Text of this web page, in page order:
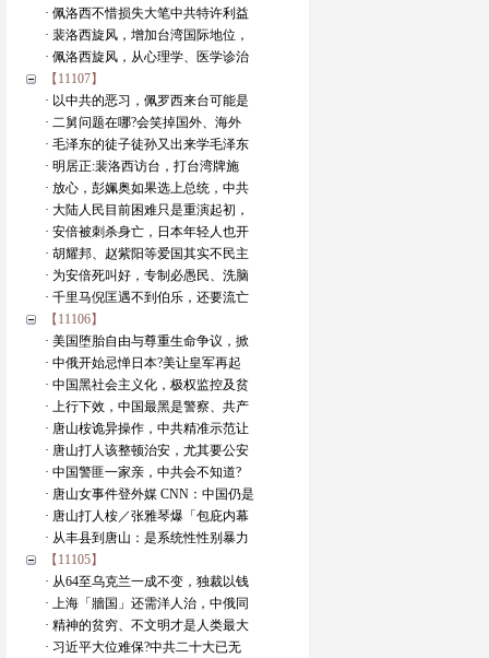
· 佩洛西不惜损失大笔中共特许利益
· 裴洛西旋风，增加台湾国际地位，
· 佩洛西旋风，从心理学、医学诊治
【11107】
· 以中共的恶习，佩罗西来台可能是
· 二舅问题在哪?会笑掉国外、海外
· 毛泽东的徒子徒孙又出来学毛泽东
· 明居正:裴洛西访台，打台湾牌施
· 放心，彭姵奥如果选上总统，中共
· 大陆人民目前困难只是重演起初，
· 安倍被刺杀身亡，日本年轻人也开
· 胡耀邦、赵紫阳等爱国其实不民主
· 为安倍死叫好，专制必愚民、洗脑
· 千里马倪匡遇不到伯乐，还要流亡
【11106】
· 美国堕胎自由与尊重生命争议，掀
· 中俄开始忌惮日本?美让皇军再起
· 中国黑社会主义化，极权监控及贫
· 上行下效，中国最黑是警察、共产
· 唐山桉诡异操作，中共精准示范让
· 唐山打人该整顿治安，尤其要公安
· 中国警匪一家亲，中共会不知道?
· 唐山女事件登外媒 CNN：中国仍是
· 唐山打人桉／张雅琴爆「包庇内幕
· 从丰县到唐山：是系统性性别暴力
【11105】
· 从64至乌克兰一成不变，独裁以钱
· 上海「牆国」还需洋人治，中俄同
· 精神的贫穷、不文明才是人类最大
· 习近平大位难保?中共二十大已无